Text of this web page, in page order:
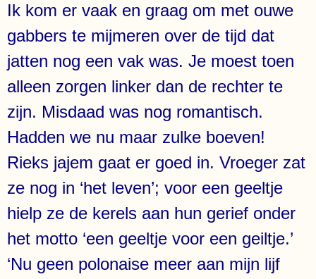
Ik kom er vaak en graag om met ouwe
gabbers te mijmeren over de tijd dat
jatten nog een vak was. Je moest toen
alleen zorgen linker dan de rechter te
zijn. Misdaad was nog romantisch.
Hadden we nu maar zulke boeven!
Rieks jajem gaat er goed in. Vroeger zat
ze nog in ‘het leven’; voor een geeltje
hielp ze de kerels aan hun gerief onder
het motto ‘een geeltje voor een geiltje.’
‘Nu geen polonaise meer aan mijn lijf